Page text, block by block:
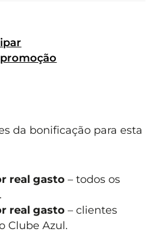
da bonificação para esta
real gasto – todos os
real gasto – clientes
Clube Azul.